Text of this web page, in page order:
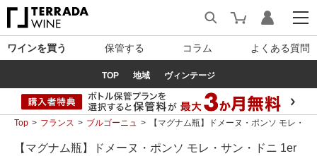
ワインを買う 保管する コラム よくある質問
TOP 地域 ヴィンテージ
Top フランス ブルゴーニュ 【マグナム瓶】ドメーヌ・ポンソ モレ・
【マグナム瓶】ドメーヌ・ポンソ モレ・サン・ドニ 1er